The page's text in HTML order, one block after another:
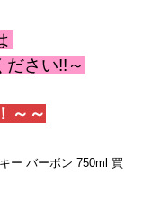
さい!!～
～～
ー バーボン 750ml 買